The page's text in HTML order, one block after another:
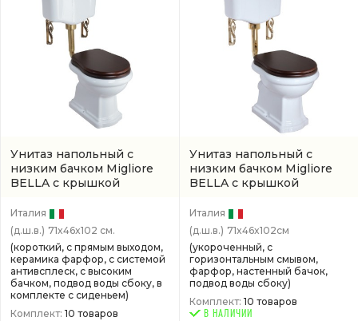
Унитаз напольный с
низким бачком Migliore
BELLA с крышкой
Италия
(д.ш.в.) 71x46x102 см.
(короткий, с прямым выходом,
керамика фарфор, с системой
антивсплеск, с высоким
бачком, подвод воды сбоку, в
комплекте с сиденьем)
Комплект: 10 товаров
Унитаз напольный с
низким бачком Migliore
BELLA с крышкой
Италия
(д.ш.в.) 71x46x102см
(укороченный, с
горизонтальным смывом,
фарфор, настенный бачок,
подвод воды сбоку)
Комплект: 10 товаров
В НАЛИЧИИ